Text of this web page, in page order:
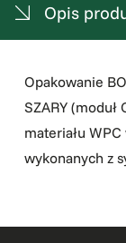
Opis
Opakowanie
SZARY
materiału
wykonanych z